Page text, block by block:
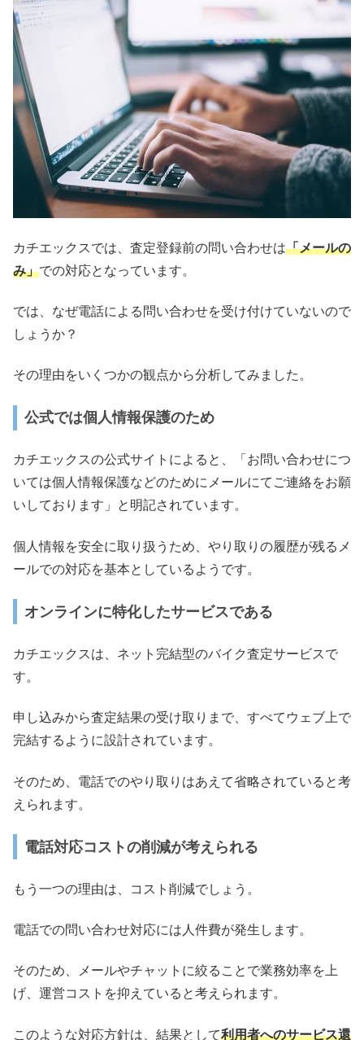
カチエックスでは、査定登録前の問い合わせは「メールの
み」での対応となっています。
では、なぜ電話による問い合わせを受け付けていないので
しょうか？
その理由をいくつかの観点から分析してみました。
公式では個人情報保護のため
カチエックスの公式サイトによると、「お問い合わせにつ
いては個人情報保護などのためにメールにてご連絡をお願
いしております」と明記されています。
個人情報を安全に取り扱うため、やり取りの履歴が残るメ
ールでの対応を基本としているようです。
オンラインに特化したサービスである
カチエックスは、ネット完結型のバイク査定サービスで
す。
申し込みから査定結果の受け取りまで、すべてウェブ上で
完結するように設計されています。
そのため、電話でのやり取りはあえて省略されていると考
えられます。
電話対応コストの削減が考えられる
もう一つの理由は、コスト削減でしょう。
電話での問い合わせ対応には人件費が発生します。
そのため、メールやチャットに絞ることで業務効率を上
げ、運営コストを抑えていると考えられます。
このような対応方針は、結果として利用者へのサービス還